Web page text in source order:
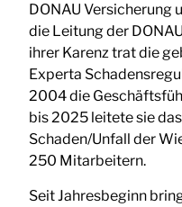
DONAU Versicherung
die Leitung der
ihrer Karenz trat die
Experta
2004 die
bis 2025 leitete sie
Schaden/Unfall der
250 Mitarbeitern.
Seit Jahresbeginn